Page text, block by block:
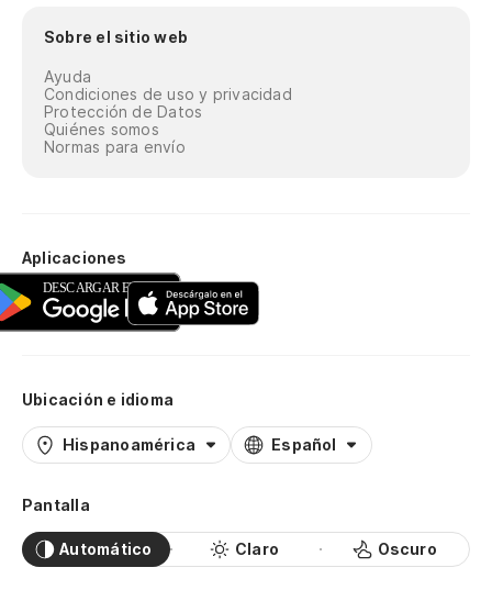
Sobre el sitio web
Ayuda
Condiciones de uso y privacidad
Protección de Datos
Quiénes somos
Normas para envío
Aplicaciones
Ubicación e idioma
Hispanoamérica Español
Pantalla
Automático Claro Oscuro